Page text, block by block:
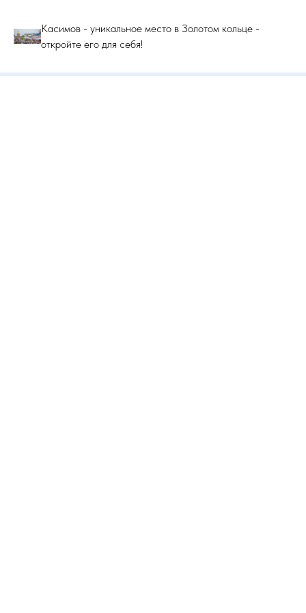
Касимов - уникальное место в Золотом кольце -
откройте его для себя!